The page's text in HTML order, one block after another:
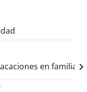
en familia